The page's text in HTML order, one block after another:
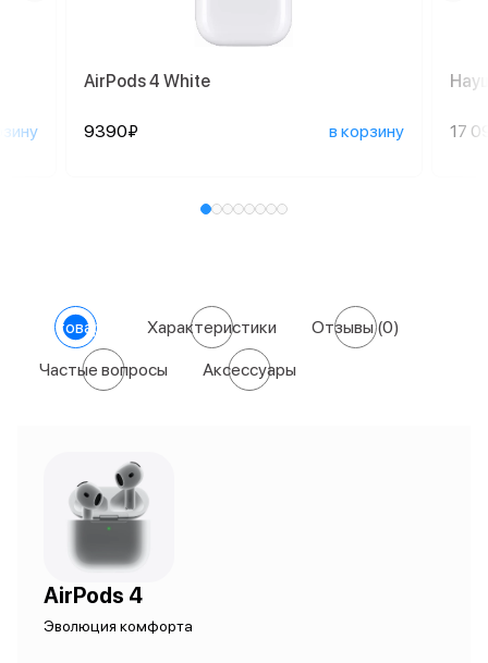
AirPods 4 White
9390₽ в корзину 17
О товаре Характеристики Отзывы(0)
Частые вопросы Аксессуары
AirPods 4
Эволюция комфорта